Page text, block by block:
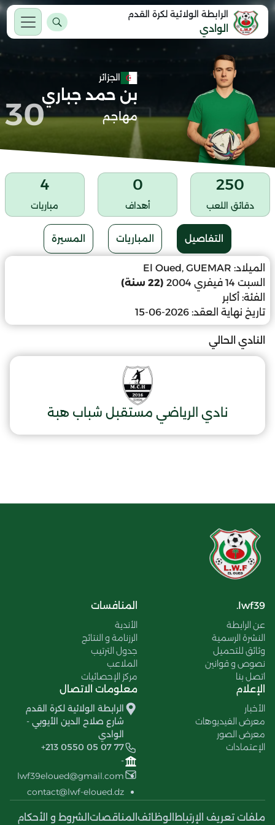
الرابطة الولائية لكرة القدم
الوادي
الجزائر
بن حمد جباري
مهاجم 30
250
دقائق اللعب
0
أهداف
4
مباريات
التفاصيل المباريات المسيرة
الميلاد: El Oued, GUEMAR
السبت 14 فيفري 2004
(22 سنة)
الفئة: أكابر
تاريخ نهاية العقد: 2026-06-15
النادي الحالي
نادي الرياضي مستقبل شباب هبة
lwf39.
عن الرابطة
النشرة الرسمية
وثائق للتحميل
نصوص و قوانين
اتصل بنا
المنافسات
الأندية
الرزنامة و النتائج
جدول الترتيب
الملاعب
مركز الإحصائيات
الإعلام
الأخبار
معرض الفيديوهات
معرض الصور
الإعتمادات
معلومات الاتصال
الرابطة الولائية لكرة القدم
شارع صلاح الدين الأيوبي -
الوادي
+213 0550 05 07 77
-
lwf39eloued@gmail.com
contact@lwf-eloued.dz
ملفات تعريف الإرتباط الوظائف المناقصات الشروط و الأحكام